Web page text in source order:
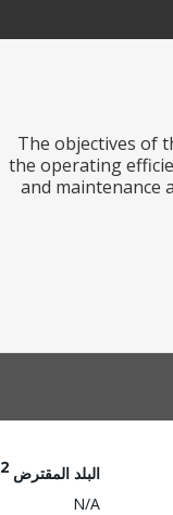
The objectives of
the operating
and maintenance
البلد المقترض 2
N/A